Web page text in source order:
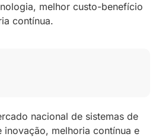
melhor custo-benefício
contínua.
nacional de sistemas de
inovação, melhoria contínua e